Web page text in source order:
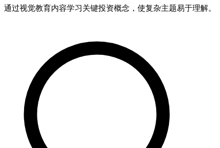
通过视觉教育内容学习关键投资概念，使复杂主题易于理解。